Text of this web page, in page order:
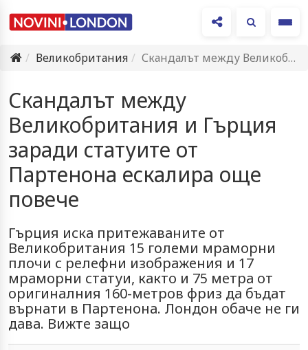
Великобритания
Скандалът между Великобритания и Гърция заради статуите от Партенона ескалира…
Скандалът между
Великобритания и Гърция
заради статуите от
Партенона ескалира още
повече
Гърция иска притежаваните от
Великобритания 15 големи мраморни
плочи с релефни изображения и 17
мраморни статуи, както и 75 метра от
оригиналния 160-метров фриз да бъдат
върнати в Партенона. Лондон обаче не ги
дава. Вижте защо